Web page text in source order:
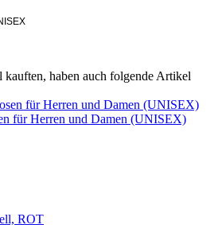
haben auch folgende Artikel
für Herren und Damen (UNISEX)